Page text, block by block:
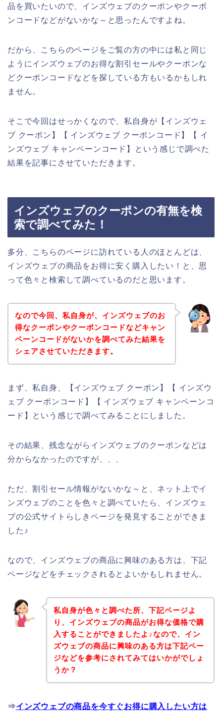
品を買いたいので、インズウェブのクーポンやクーポ
ンコードなどがないかな～と思ったんですよね。
だから、こちらのページをご覧の方の中には私と同じ
ようにインズウェブのお得な割引セールやクーポンな
どクーポンコードなどを探している方もいるかもしれ
ません。
そこで今回はせっかくなので、私自身が【インズウェ
ブ クーポン】【 インズウェブ クーポンコード】【 イ
ンズウェブ キャンペーンコード】という感じで調べた
結果を記事にさせていただきます。
インズウェブのクーポンの有無を検
索で調べてみた！
多分、こちらのページに訪れている人のほとんどは、
インズウェブの商品をお得に安く購入したい！と、思
って色々と検索して調べているのだと思います。
なので今回、私自身が、インズウェブのお
得なクーポンやクーポンコードなどキャン
ペーンコードがないかを調べてみた結果を
シェアさせていただきます。
まず、私自身、【インズウェブ クーポン】【 インズウ
ェブ クーポンコード】【 インズウェブ キャンペーンコ
ード】という感じで調べてみることにしました。
その結果、残念ながらインズウェブのクーポンなどは
分からなかったのですが、、、
ただ、割引セール情報がないかな～と、ネット上でイ
ンズウェブのことを色々と調べていたら、インズウェ
ブの公式サイトらしきページを発見することができま
した♪
なので、インズウェブの商品に興味のある方は、下記
ページなどをチェックされるとよいかもしれません。
私自身が色々と調べた所、下記ページよ
り、インズウェブの商品がお得な価格で購
入することができましたよ♪なので、イン
ズウェブの商品に興味のある方は下記ペー
ジなどを参考にされてみてはいかがでしょ
うか？
⇒インズウェブの商品を今すぐお得に購入したい方は